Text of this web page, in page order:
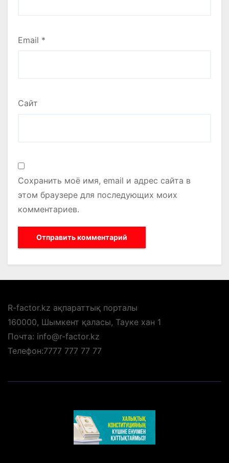
Email *
Сайт
Сохранить моё имя, email и адрес сайта в
этом браузере для последующих моих
комментариев.
R-factor.kz ақпараттық порталы
160000, Шымкент қаласы, Тауке хан 1
Почта: info@r-factor.kz
Телефон:7777 777 77 77